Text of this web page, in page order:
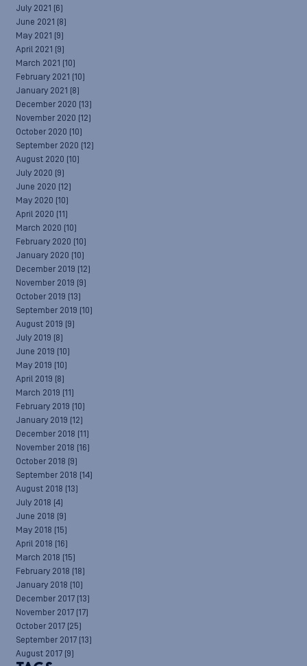
July 2021 (6)
June 2021 (8)
May 2021 (9)
April 2021 (9)
March 2021 (10)
February 2021 (10)
January 2021 (8)
December 2020 (13)
November 2020 (12)
October 2020 (10)
September 2020 (12)
August 2020 (10)
July 2020 (9)
June 2020 (12)
May 2020 (10)
April 2020 (11)
March 2020 (10)
February 2020 (10)
January 2020 (10)
December 2019 (12)
November 2019 (9)
October 2019 (13)
September 2019 (10)
August 2019 (9)
July 2019 (8)
June 2019 (10)
May 2019 (10)
April 2019 (8)
March 2019 (11)
February 2019 (10)
January 2019 (12)
December 2018 (11)
November 2018 (16)
October 2018 (9)
September 2018 (14)
August 2018 (13)
July 2018 (4)
June 2018 (9)
May 2018 (15)
April 2018 (16)
March 2018 (15)
February 2018 (18)
January 2018 (10)
December 2017 (13)
November 2017 (17)
October 2017 (25)
September 2017 (13)
August 2017 (9)